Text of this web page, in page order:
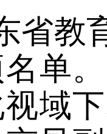
省教
单
域